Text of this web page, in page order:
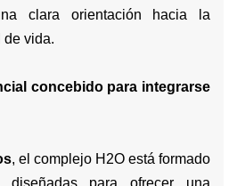
clara orientación hacia la
de vida.
concebido para integrarse
, el complejo H2O está formado